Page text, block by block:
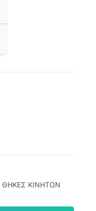
ΘΗΚΕΣ ΚΙΝΗΤΩΝ